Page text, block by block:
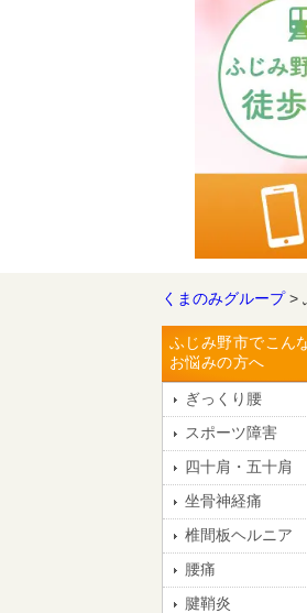
くまのみグループ>
ふじみ野市でこん
お悩みの方へ
ぎっくり腰
スポーツ障害
四十肩・五十肩
坐骨神経痛
椎間板ヘルニア
腰痛
腱鞘炎